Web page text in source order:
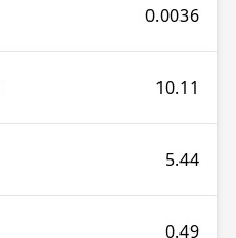
0.0036
10.11
5.44
0.49